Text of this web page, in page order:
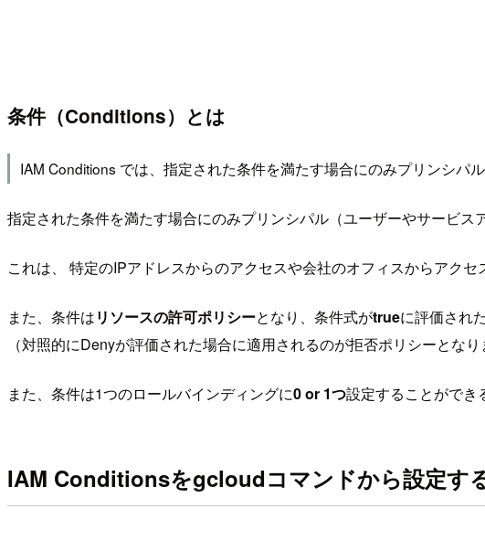
条件（Conditions）とは
IAM Conditions では、指定された条件を満たす場合にのみプリンシパ
指定された条件を満たす場合にのみプリンシパル（ユーザーやサービス
これは、 特定のIPアドレスからのアクセスや会社のオフィスからアク
また、条件はリソースの許可ポリシーとなり、条件式がtrueに評価され
（対照的にDenyが評価された場合に適用されるのが拒否ポリシーとなり
また、条件は1つのロールバインディングに0 or 1つ設定することができ
IAM Conditionsをgcloudコマンドから設定す